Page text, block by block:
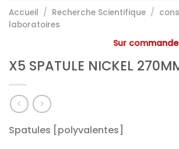
Accueil / Recherche Scientifique /
laboratoires
Sur commande
X5 SPATULE NICKEL
Spatules [polyvalentes]